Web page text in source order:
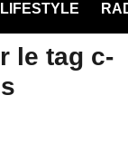
LIFESTYLE
le tag c-